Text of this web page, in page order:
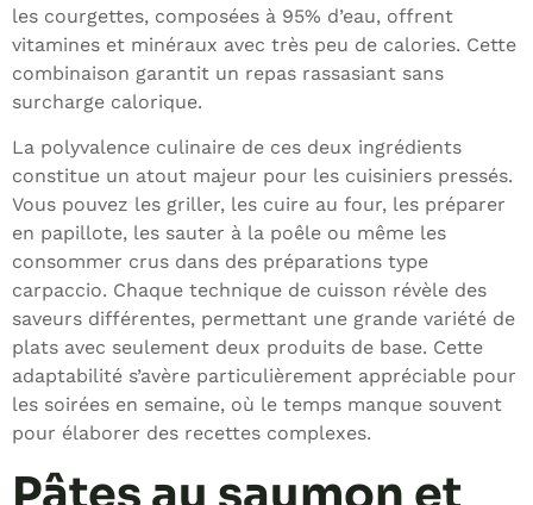
les courgettes, composées à 95% d’eau, offrent
vitamines et minéraux avec très peu de calories. Cette
combinaison garantit un repas rassasiant sans
surcharge calorique.
La polyvalence culinaire de ces deux ingrédients
constitue un atout majeur pour les cuisiniers pressés.
Vous pouvez les griller, les cuire au four, les préparer
en papillote, les sauter à la poêle ou même les
consommer crus dans des préparations type
carpaccio. Chaque technique de cuisson révèle des
saveurs différentes, permettant une grande variété de
plats avec seulement deux produits de base. Cette
adaptabilité s’avère particulièrement appréciable pour
les soirées en semaine, où le temps manque souvent
pour élaborer des recettes complexes.